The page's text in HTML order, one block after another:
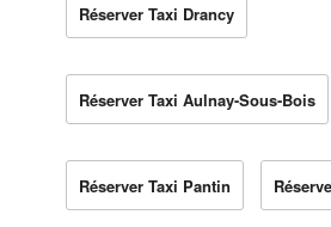
Réserver Taxi Drancy
Réserver Taxi Aulnay-Sous-Bois
Réserver Taxi Pantin